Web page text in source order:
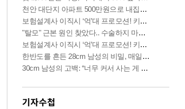
기자수첩